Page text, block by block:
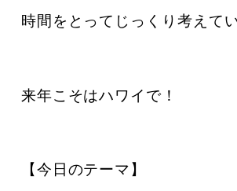
時間をとってじっくり考えて
来年こそはハワイで！
【今日のテーマ】